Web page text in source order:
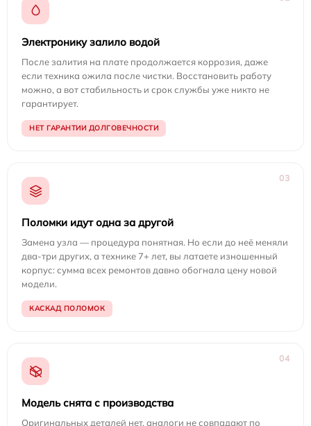
Электронику залило водой
После залития на плате продолжается коррозия, даже
если техника ожила после чистки. Восстановить работу
можно, а вот стабильность и срок службы уже никто не
гарантирует.
НЕТ ГАРАНТИИ ДОЛГОВЕЧНОСТИ
03
Поломки идут одна за другой
Замена узла — процедура понятная. Но если до неё меняли
два-три других, а технике 7+ лет, вы латаете изношенный
корпус: сумма всех ремонтов давно обогнала цену новой
модели.
КАСКАД ПОЛОМОК
04
Модель снята с производства
Оригинальных деталей нет, аналоги не совпадают по